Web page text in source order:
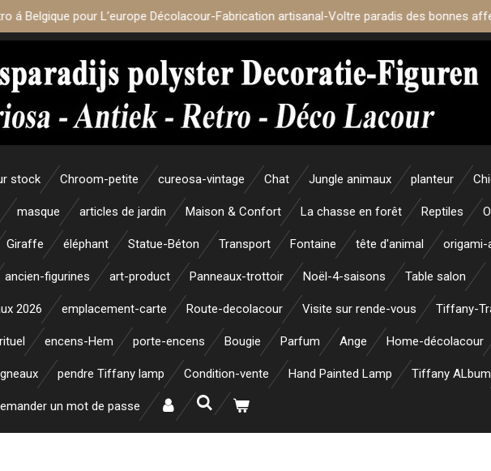
á Belgique pour L’europe Décolacour-Fabrication artisanal-Voltre paradis des bonnes
stock Chroom-petite cureosa-vintage Chat Jungle animaux planteur
masque articles de jardin Maison & Confort La chasse en forêt Reptiles
Giraffe éléphant Statue-Béton Transport Fontaine tête d'animal origami-
ancien-figurines art-product Panneaux-trottoir Noël-4-saisons Table salon
2026 emplacement-carte Route-decolacour Visite sur rende-vous Tiffany-
encens-Hem porte-encens Bougie Parfum Ange Home-décolacour
pendre Tiffany lamp Condition-vente Hand Painted Lamp Tiffany ALbum
un mot de passe